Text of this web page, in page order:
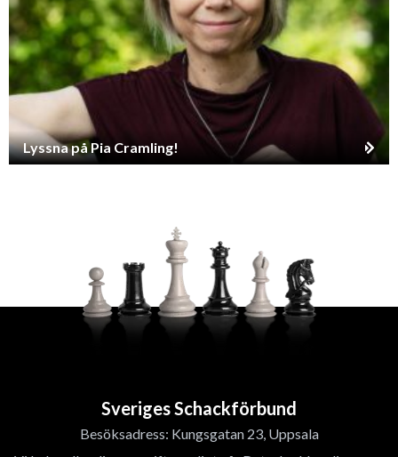
Lyssna på Pia Cramling!
Sveriges Schackförbund
Besöksadress: Kungsgatan 23, Uppsala